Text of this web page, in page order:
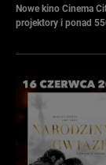
Nowe kino Cinema
projektory i ponad